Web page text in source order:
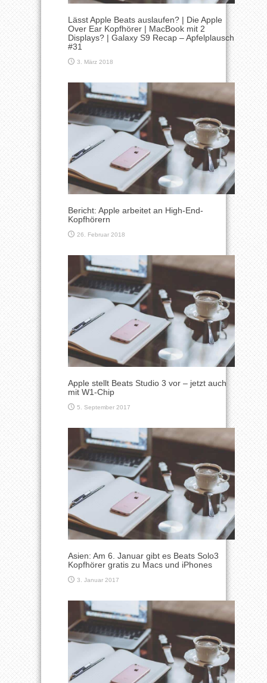
Lässt Apple Beats auslaufen? | Die Apple
Over Ear Kopfhörer | MacBook mit 2
Displays? | Galaxy S9 Recap – Apfelplausch
#31
3. März 2018
Bericht: Apple arbeitet an High-End-
Kopfhörern
26. Februar 2018
Apple stellt Beats Studio 3 vor – jetzt auch
mit W1-Chip
5. September 2017
Asien: Am 6. Januar gibt es Beats Solo3
Kopfhörer gratis zu Macs und iPhones
3. Januar 2017